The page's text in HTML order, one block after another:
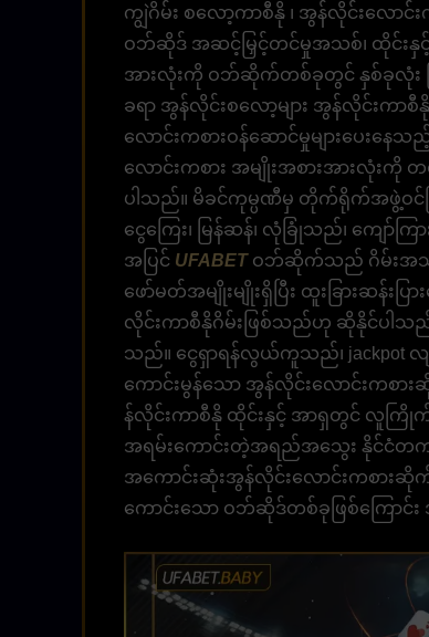
ကျွဲဂိမ်း စလော့ကာစီနို ၊ ​​အွန်လိုင်းလောင်း
ဝဘ်ဆိုဒ် အဆင့်မြှင့်တင်မှုအသစ်၊ ထိုင်းနှင့်မြ
အားလုံးကို ဝဘ်ဆိုက်တစ်ခုတွင် နှစ်ခုလုံး ပ
ခရာ အွန်လိုင်းစလော့များ အွန်လိုင်းကာ
လောင်းကစားဝန်ဆောင်မှုများပေးန
လောင်းကစား အမျိုးအစားအားလုံးကို တစ်န
ပါသည်။ မိခင်ကုမ္ပဏီမှ တိုက်ရိုက်အဖွဲ့ဝင်ခြ
ငွေကြေး၊ မြန်ဆန်၊ လုံခြုံသည်၊ ကျော်ကြာ
အပြင် UFABETဝဘ်ဆိုက်သည် ဂိမ်းအသစ်
ဖော်မတ်အမျိုးမျိုးရှိပြီး ထူးခြားဆန်း
လိုင်းကာစီနိုဂိမ်းဖြစ်သည်ဟု ဆိုနိုင်ပါသ
သည်။ ငွေရှာရန်လွယ်ကူသည်၊ jackpot
ကောင်းမွန်သော အွန်လိုင်းလောင်းကစာ
န်လိုင်းကာစီနို ထိုင်းနှင့် အာရှတွင် လူကြို
အရမ်းကောင်းတဲ့အရည်အသွေး နိုင်ငံတက
အကောင်းဆုံးအွန်လိုင်းလောင်းကစာ
ကောင်းသော ဝဘ်ဆိုဒ်တစ်ခုဖြစ်ကြောင်း